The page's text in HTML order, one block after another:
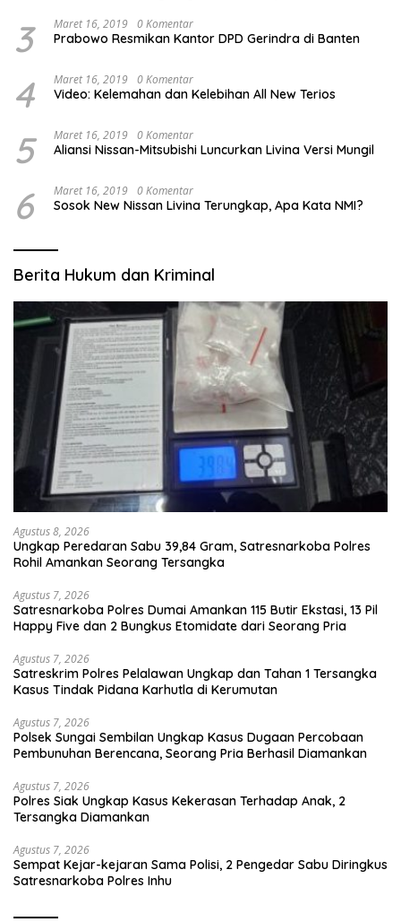
3 Maret 16, 2019 0 Komentar
Prabowo Resmikan Kantor DPD Gerindra di Banten
4 Maret 16, 2019 0 Komentar
Video: Kelemahan dan Kelebihan All New Terios
5 Maret 16, 2019 0 Komentar
Aliansi Nissan-Mitsubishi Luncurkan Livina Versi Mungil
6 Maret 16, 2019 0 Komentar
Sosok New Nissan Livina Terungkap, Apa Kata NMI?
Berita Hukum dan Kriminal
Agustus 8, 2026
Ungkap Peredaran Sabu 39,84 Gram, Satresnarkoba Polres
Rohil Amankan Seorang Tersangka
Agustus 7, 2026
Satresnarkoba Polres Dumai Amankan 115 Butir Ekstasi, 13 Pil
Happy Five dan 2 Bungkus Etomidate dari Seorang Pria
Agustus 7, 2026
Satreskrim Polres Pelalawan Ungkap dan Tahan 1 Tersangka
Kasus Tindak Pidana Karhutla di Kerumutan
Agustus 7, 2026
Polsek Sungai Sembilan Ungkap Kasus Dugaan Percobaan
Pembunuhan Berencana, Seorang Pria Berhasil Diamankan
Agustus 7, 2026
Polres Siak Ungkap Kasus Kekerasan Terhadap Anak, 2
Tersangka Diamankan
Agustus 7, 2026
Sempat Kejar-kejaran Sama Polisi, 2 Pengedar Sabu Diringkus
Satresnarkoba Polres Inhu